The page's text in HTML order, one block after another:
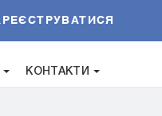
КОНТАКТИ